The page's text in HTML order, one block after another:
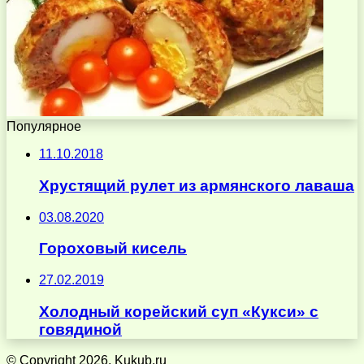
Популярное
11.10.2018
Хрустящий рулет из армянского лаваша
03.08.2020
Гороховый кисель
27.02.2019
Холодный корейский суп «Кукси» с
говядиной
© Copyright 2026, Kukub.ru